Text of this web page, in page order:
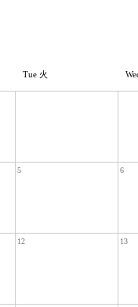
Tue 火
5 6
12 13